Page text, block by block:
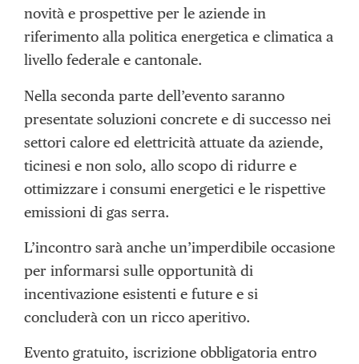
novità e prospettive per le aziende in
riferimento alla politica energetica e climatica a
livello federale e cantonale.
Nella seconda parte dell’evento saranno
presentate soluzioni concrete e di successo nei
settori calore ed elettricità attuate da aziende,
ticinesi e non solo, allo scopo di ridurre e
ottimizzare i consumi energetici e le rispettive
emissioni di gas serra.
L’incontro sarà anche un’imperdibile occasione
per informarsi sulle opportunità di
incentivazione esistenti e future e si
concluderà con un ricco aperitivo.
Evento gratuito, iscrizione obbligatoria entro